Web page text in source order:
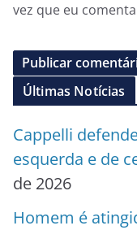
vez que eu
Últimas Notícias
Cappelli
esquerda e de
de 2026
Homem é